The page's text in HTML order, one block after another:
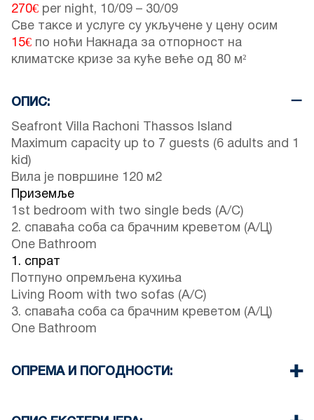
270€ per night, 10/09 – 30/09
Све таксе и услуге су укључене у цену осим
15€ по ноћи Накнада за отпорност на
климатске кризе за куће веће од 80 м²
ОПИС:
Seafront Villa Rachoni Thassos Island
Maximum capacity up to 7 guests (6 adults and 1
kid)
Вила је површине 120 м2
Приземље
1st bedroom with two single beds (A/C)
2. спаваћа соба са брачним креветом (А/Ц)
One Bathroom
1. спрат
Потпуно опремљена кухиња
Living Room with two sofas (A/C)
3. спаваћа соба са брачним креветом (А/Ц)
One Bathroom
ОПРЕМА И ПОГОДНОСТИ:
Четири клима уређаја